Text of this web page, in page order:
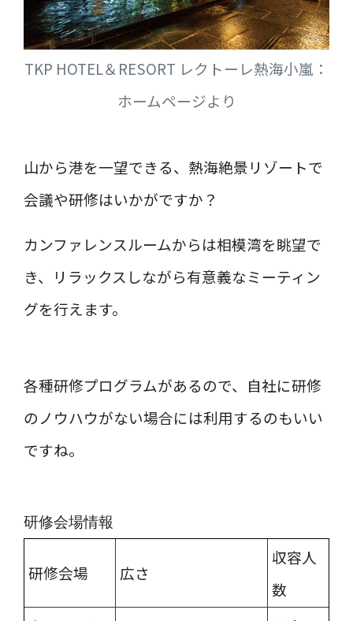
TKP HOTEL＆RESORT レクトーレ熱海小嵐：
ホームページより
山から港を一望できる、熱海絶景リゾートで
会議や研修はいかがですか？
カンファレンスルームからは相模湾を眺望で
き、リラックスしながら有意義なミーティン
グを行えます。
各種研修プログラムがあるので、自社に研修
のノウハウがない場合には利用するのもいい
ですね。
研修会場情報
研修会場 広さ
収容人
数